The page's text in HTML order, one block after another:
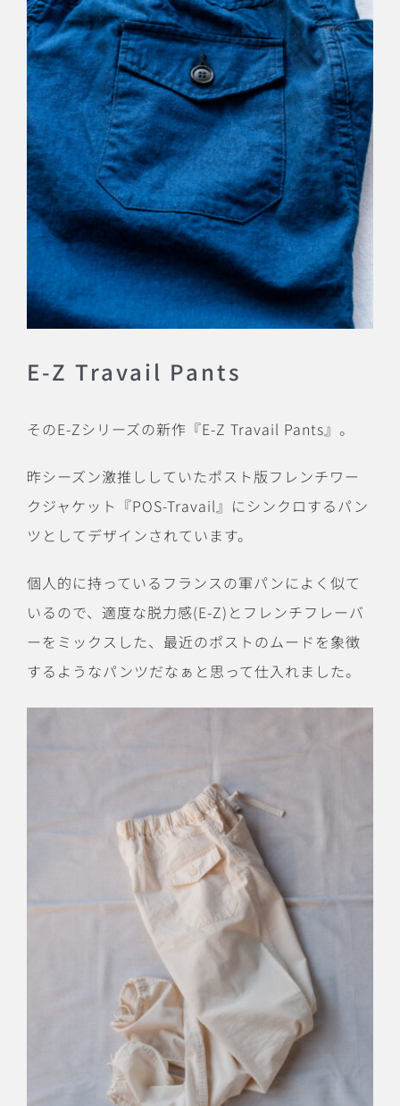
E-Z Travail Pants
そのE-Zシリーズの新作『E-Z Travail Pants』。
昨シーズン激推ししていたポスト版フレンチワー
クジャケット『POS-Travail』にシンクロするパン
ツとしてデザインされています。
個人的に持っているフランスの軍パンによく似て
いるので、適度な脱力感(E-Z)とフレンチフレーバ
ーをミックスした、最近のポストのムードを象徴
するようなパンツだなぁと思って仕入れました。